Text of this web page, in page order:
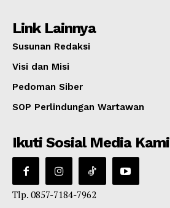
Link Lainnya
Susunan Redaksi
Visi dan Misi
Pedoman Siber
SOP Perlindungan Wartawan
Ikuti Sosial Media Kami
Tlp. 0857-7184-7962